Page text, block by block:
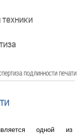
подлинности печати
одной из